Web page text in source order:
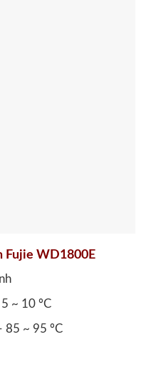
Fujie WD1800E
~ 10 ºC
~ 95 ºC